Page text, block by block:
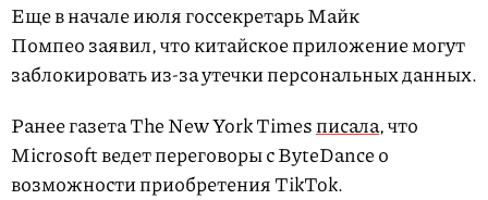
Еще в начале июля госсекретарь Майк
Помпео заявил, что китайское приложение могут
заблокировать из-за утечки персональных данных.
Ранее газета The New York Timesписала, что
Microsoft ведет переговоры с ByteDance о
возможности приобретения TikTok.